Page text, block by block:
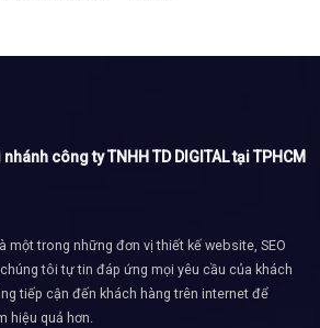
công ty TNHH TD DIGITAL tại TPHCM
một trong những đơn vị thiết kế website, SEO
tôi tự tin đáp ứng mọi yêu cầu của khách
tiếp cận đến khách hàng trên internet để
hiệu quả hơn.